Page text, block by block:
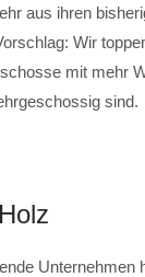
aus ihren
Wir
mit mehr
sind.